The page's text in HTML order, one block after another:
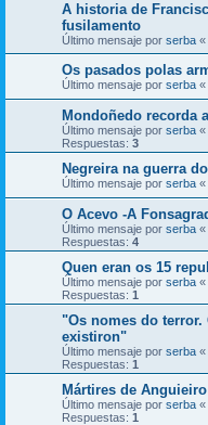
A historia de
fusilamento
Último mensaje por serba «
Os pasados polas
Último mensaje por serba «
Mondoñedo recorda
Último mensaje por serba «
Respuestas: 3
Negreira na guerra
Último mensaje por serba «
O Acevo -A
Último mensaje por serba «
Respuestas: 4
Quen eran os 15
Último mensaje por serba «
Respuestas: 1
"Os nomes do terror.
existiron"
Último mensaje por serba «
Respuestas: 1
Mártires de Anguieiro
Último mensaje por serba «
Respuestas: 1